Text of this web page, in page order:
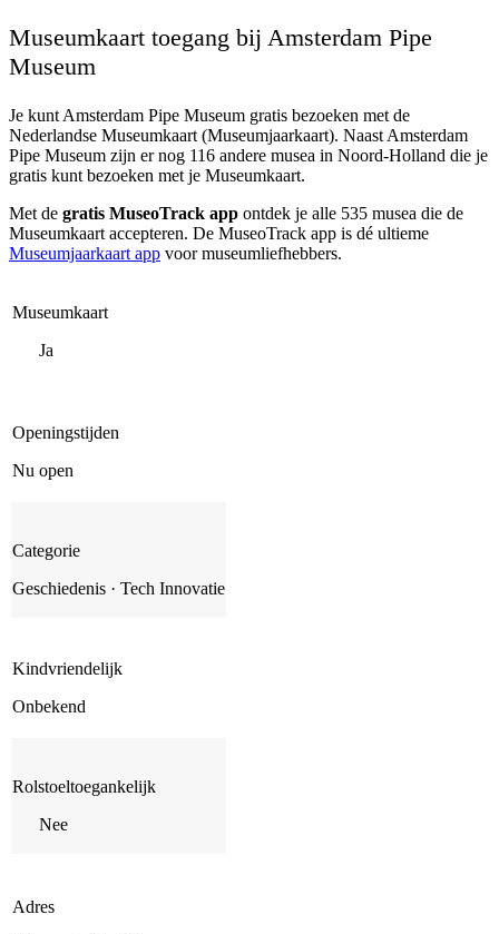
Museumkaart toegang bij Amsterdam Pipe
Museum
Je kunt Amsterdam Pipe Museum gratis bezoeken met de
Nederlandse Museumkaart (Museumjaarkaart). Naast Amsterdam
Pipe Museum zijn er nog 116 andere musea in Noord-Holland die je
gratis kunt bezoeken met je Museumkaart.
Met de gratis MuseoTrack app ontdek je alle 535 musea die de
Museumkaart accepteren. De MuseoTrack app is dé ultieme
Museumjaarkaart app voor museumliefhebbers.
Museumkaart
Ja
Openingstijden
Nu open
Categorie
Geschiedenis · Tech Innovatie
Kindvriendelijk
Onbekend
Rolstoeltoegankelijk
Nee
Adres